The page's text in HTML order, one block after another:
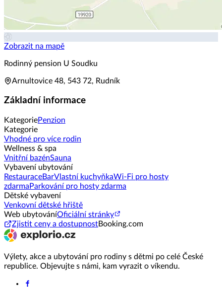
Zobrazit na mapě
Rodinný pension U Soudku
Arnultovice 48, 543 72, Rudník
Základní informace
KategoriePenzion
Kategorie
Vhodné pro více rodin
Wellness & spa
Vnitřní bazénSauna
Vybavení ubytování
RestauraceBarVlastní kuchyňkaWi-Fi pro hosty
zdarma Parkování pro hosty zdarma
Dětské vybavení
Venkovní dětské hřiště
Web ubytováníOficiální stránky
Zjistit ceny a dostupnostBooking.com
Výlety, akce a ubytování pro rodiny s dětmi po celé České
republice. Objevujte s námi, kam vyrazit o víkendu.